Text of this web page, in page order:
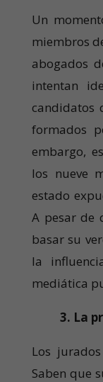
Un
miembros
abogados
intentan
candidatos
formados
embargo,
los nueve
estado
A pesar de
basar su
la
mediática
3. La
Los
Saben que